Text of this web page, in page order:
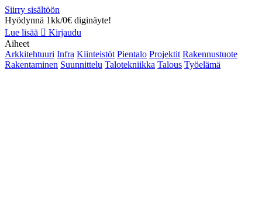
Siirry sisältöön
Hyödynnä 1kk/0€ diginäyte!
Lue lisää
Kirjaudu
Aiheet
Arkkitehtuuri Infra Kiinteistöt Pientalo Projektit Rakennustuote
Rakentaminen Suunnittelu Talotekniikka Talous Työelämä